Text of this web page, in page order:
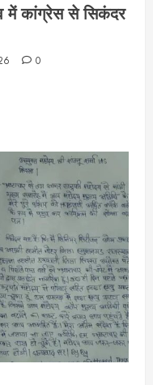
में कांग्रेस से सिकंदर
0